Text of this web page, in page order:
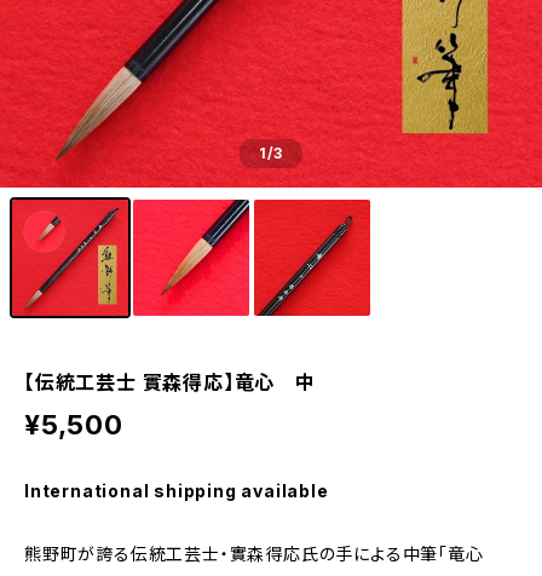
1/3
【伝統工芸士 實森得応】竜心 中
¥5,500
International shipping available
熊野町が誇る伝統工芸士・實森得応氏の手による中筆「竜心